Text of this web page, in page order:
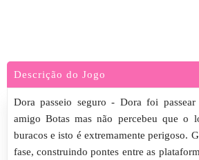
Descrição do Jogo
Dora passeio seguro - Dora foi
amigo Botas mas não percebeu que o
buracos e isto é extremamente perigoso.
fase, construindo pontes entre as